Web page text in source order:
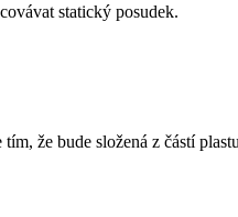
statický posudek.
že bude složená z částí